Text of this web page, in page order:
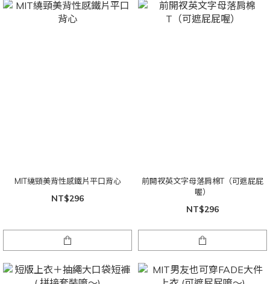
MIT繞頸美背性感鐵片平口背心
NT$296
前開衩英文字母落肩棉T（可遮屁屁
喔）
NT$296